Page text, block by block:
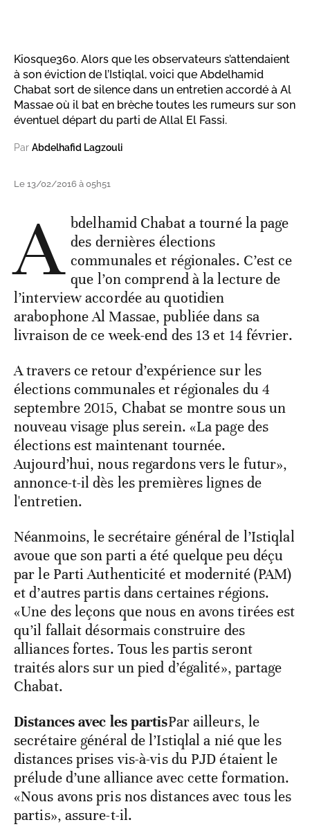
Kiosque360. Alors que les observateurs s’attendaient
à son éviction de l’Istiqlal, voici que Abdelhamid
Chabat sort de silence dans un entretien accordé à Al
Massae où il bat en brèche toutes les rumeurs sur son
éventuel départ du parti de Allal El Fassi.
Par Abdelhafid Lagzouli
Le 13/02/2016 à 05h51
A bdelhamid Chabat a tourné la page
des dernières élections
communales et régionales. C’est ce
que l’on comprend à la lecture de
l’interview accordée au quotidien
arabophone Al Massae, publiée dans sa
livraison de ce week-end des 13 et 14 février.
A travers ce retour d’expérience sur les
élections communales et régionales du 4
septembre 2015, Chabat se montre sous un
nouveau visage plus serein. «La page des
élections est maintenant tournée.
Aujourd’hui, nous regardons vers le futur»,
annonce-t-il dès les premières lignes de
l'entretien.
Néanmoins, le secrétaire général de l’Istiqlal
avoue que son parti a été quelque peu déçu
par le Parti Authenticité et modernité (PAM)
et d’autres partis dans certaines régions.
«Une des leçons que nous en avons tirées est
qu’il fallait désormais construire des
alliances fortes. Tous les partis seront
traités alors sur un pied d’égalité», partage
Chabat.
Distances avec les partisPar ailleurs, le
secrétaire général de l’Istiqlal a nié que les
distances prises vis-à-vis du PJD étaient le
prélude d’une alliance avec cette formation.
«Nous avons pris nos distances avec tous les
partis», assure-t-il.